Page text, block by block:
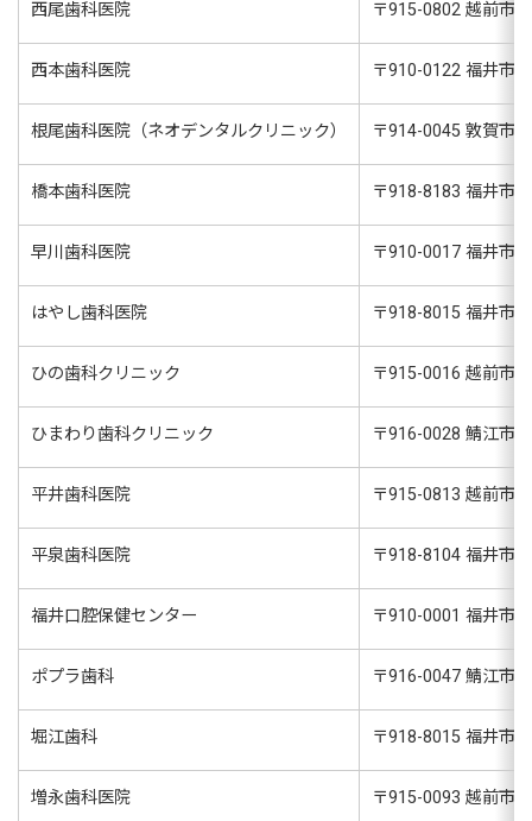
西尾歯科医院 〒915-0802 越前市
西本歯科医院 〒910-0122 福井市
根尾歯科医院（ネオデンタルクリニック） 〒914-0045 敦賀市
橋本歯科医院 〒918-8183 福井市
早川歯科医院 〒910-0017 福井市
はやし歯科医院 〒918-8015 福井市
ひの歯科クリニック 〒915-0016 越前市
ひまわり歯科クリニック 〒916-0028 鯖江市
平井歯科医院 〒915-0813 越前市
平泉歯科医院 〒918-8104 福井市
福井口腔保健センター 〒910-0001 福井市
ポプラ歯科 〒916-0047 鯖江市
堀江歯科 〒918-8015 福井市
増永歯科医院 〒915-0093 越前市